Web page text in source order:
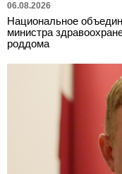
06.08.2026
Национальное
министра
роддома